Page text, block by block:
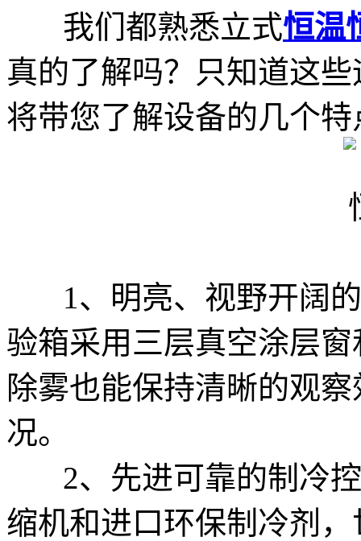
我们都熟悉立式恒温
真的了解吗？只知道这
将带您了解设备的几个特
1、明亮、视野开阔的
验箱采用三层真空涂层
除雾也能保持清晰的观
况。
2、先进可靠的制冷控
缩机和进口环保制冷剂